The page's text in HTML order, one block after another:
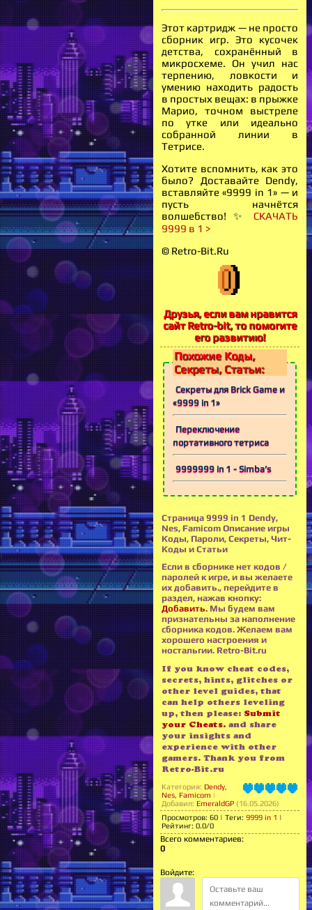
Этот картридж — не просто
сборник игр. Это кусочек
детства, сохранённый в
микросхеме. Он учил нас
терпению, ловкости и
умению находить радость
в простых вещах: в прыжке
Марио, точном выстреле
по утке или идеально
собранной линии в
Тетрисе.
Хотите вспомнить, как это
было? Доставайте Dendy,
вставляйте «9999 in 1» — и
пусть начнётся
волшебство! ✨ СКАЧАТЬ
9999 в 1 >
© Retro-Bit.Ru
Друзья, если вам нравится
сайт Retro-bit, то помогите
его развитию!
Похожие Коды,
Секреты, Статьи:
Секреты для Brick Game и
«9999 in 1»
Переключение
портативного тетриса
9999999 in 1 - Simba’s
Страница 9999 in 1 Dendy,
Nes, Famicom Описание игры
Коды, Пароли, Секреты, Чит-
Коды и Статьи
Если в сборнике нет кодов /
паролей к игре, и вы желаете
их добавить., перейдите в
раздел, нажав кнопку:
Добавить. Мы будем вам
признательны за наполнение
сборника кодов. Желаем вам
хорошего настроения и
ностальгии. Retro-Bit.ru
If you know cheat codes,
secrets, hints, glitches or
other level guides, that
can help others leveling
up, then please: Submit
your Cheats. and share
your insights and
experience with other
gamers. Thank you from
Retro-Bit.ru
Категория: Dendy,
Nes, Famicom |
Добавил: EmeraldGP (16.05.2026)
Просмотров: 60 | Теги: 9999 in 1 |
Рейтинг: 0.0/0
Всего комментариев:
0
Войдите: